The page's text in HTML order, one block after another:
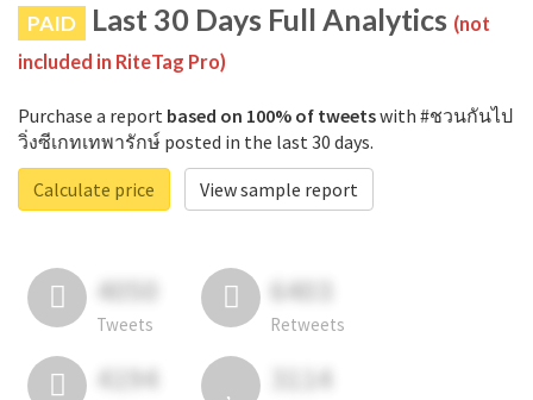
PAID Last 30 Days Full Analytics (not
included in RiteTag Pro)
Purchase a report based on 100% of tweetswith #ชวนกันไป
วิ่งซีเกทเทพารักษ์ posted in the last 30 days.
Calculate price
View sample report
4050
Tweets
6403
Retweets
4194 3114